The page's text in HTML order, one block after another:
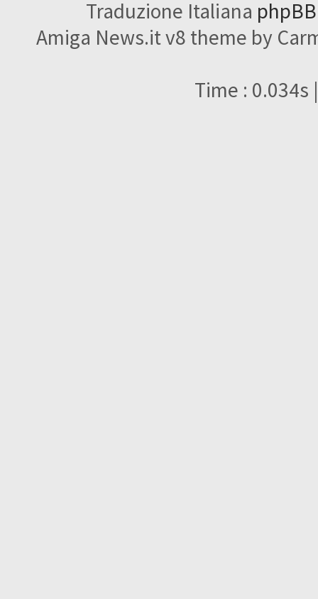
Traduzione Italiana
Amiga News.it v8 theme by
Time : 0.034s